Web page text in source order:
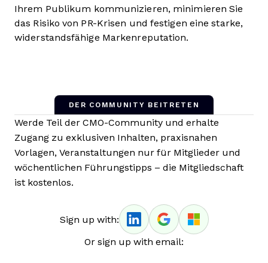
Ihrem Publikum kommunizieren, minimieren Sie
das Risiko von PR-Krisen und festigen eine starke,
widerstandsfähige Markenreputation.
DER COMMUNITY BEITRETEN
Werde Teil der CMO-Community und erhalte
Zugang zu exklusiven Inhalten, praxisnahen
Vorlagen, Veranstaltungen nur für Mitglieder und
wöchentlichen Führungstipps – die Mitgliedschaft
ist kostenlos.
Sign up with:
Or sign up with email: